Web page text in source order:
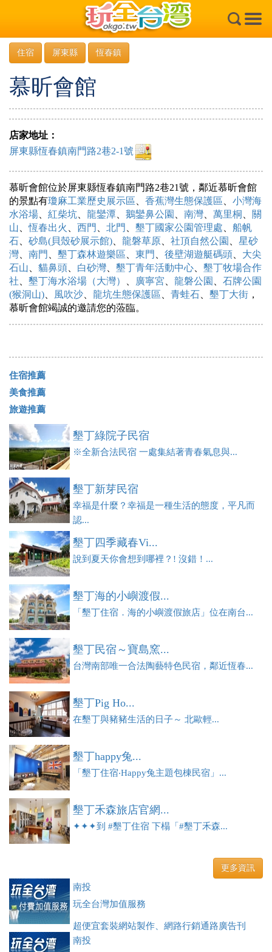
×
住宿 屏東縣 恆春鎮
慕昕會館
店家地址：
屏東縣恆春鎮南門路2巷2-1號
慕昕會館位於屏東縣恆春鎮南門路2巷21號，鄰近慕昕會館
的景點有瓊麻工業歷史展示區 香蕉灣生態保護區
小灣海
水浴場
紅柴坑 龍鑾潭 鵝鑾鼻公園 南灣 萬里桐
關
山 、恆春出火 西門 北門 墾丁國家公園管理處
船帆
石
砂島(貝殼砂展示館) 龍磐草原 社頂自然公園
星砂
灣
南門 墾丁森林遊樂區 東門 後壁湖遊艇碼頭
大尖
石山
貓鼻頭 白砂灣 墾丁青年活動中心
墾丁牧場合作
社
墾丁海水浴場（大灣） 廣寧宮 龍磐公園
石牌公園
(猴洞山)
風吹沙 龍坑生態保護區 青蛙石 墾丁大街 ，
慕昕會館竭誠的邀請您的蒞臨。
住宿推薦
美食推薦
旅遊推薦
墾丁綠院子民宿
※全新合法民宿 一處集結著青春氣息與...
墾丁新芽民宿
幸福是什麼？幸福是一種生活的態度，平凡而
認...
墾丁四季藏春Vi...
說到夏天你會想到哪裡？! 沒錯！...
墾丁海的小嶼渡假...
「墾丁住宿．海的小嶼渡假旅店」位在南台...
墾丁民宿～寶島窯...
台灣南部唯一合法陶藝特色民宿，鄰近恆春...
墾丁Pig Ho...
在墾丁與豬豬生活的日子～ 北歐輕...
墾丁happy兔...
「墾丁住宿‧Happy兔主題包棟民宿」...
墾丁禾森旅店官網...
✦✦✦到 #墾丁住宿 下榻「#墾丁禾森...
更多資訊
南投
玩全台灣加值服務
超便宜套裝網站製作、網路行銷通路廣告刊
登、訂房系統、客房委託旅行社銷售，全面優惠中....
南投